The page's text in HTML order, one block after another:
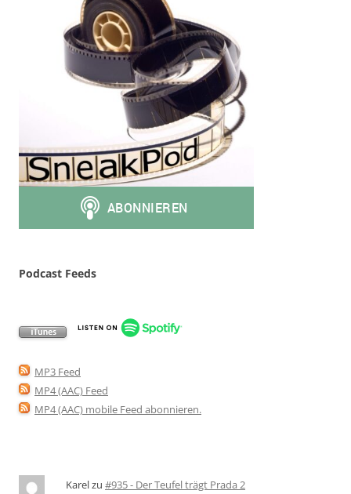
Podcast Feeds
MP3 Feed
MP4 (AAC) Feed
MP4 (AAC) mobile Feed abonnieren.
Karelzu #935 - Der Teufel trägt Prada 2